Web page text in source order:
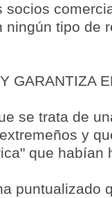
tipo de
GARANTIZA
se trata de
y
que habían
puntualizado